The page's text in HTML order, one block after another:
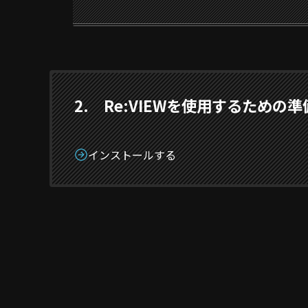
2. Re:VIEWを使用するための準
インストールする